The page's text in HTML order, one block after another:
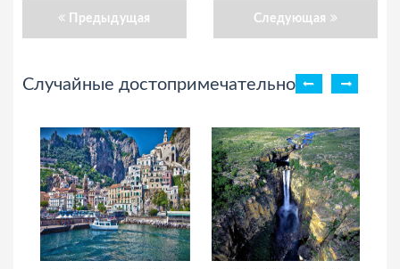
Предыдущая Следующая
Случайные достопримечательности